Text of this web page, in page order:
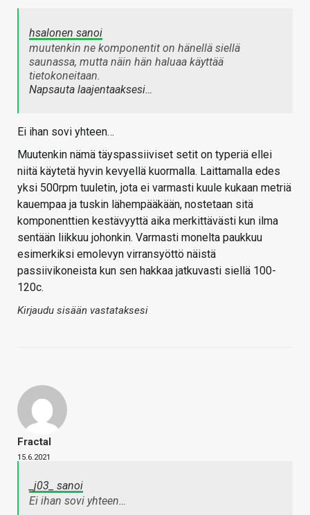
hsalonen sanoi
muutenkin ne komponentit on hänellä siellä
saunassa, mutta näin hän haluaa käyttää
tietokoneitaan.
Napsauta laajentaaksesi…
Ei ihan sovi yhteen…
Muutenkin nämä täyspassiiviset setit on typeriä ellei
niitä käytetä hyvin kevyellä kuormalla. Laittamalla edes
yksi 500rpm tuuletin, jota ei varmasti kuule kukaan metriä
kauempaa ja tuskin lähempääkään, nostetaan sitä
komponenttien kestävyyttä aika merkittävästi kun ilma
sentään liikkuu johonkin. Varmasti monelta paukkuu
esimerkiksi emolevyn virransyöttö näistä
passiivikoneista kun sen hakkaa jatkuvasti siellä 100-
120c.
Kirjaudu sisään vastataksesi
Fractal
15.6.2021
_j03_ sanoi
Ei ihan sovi yhteen…